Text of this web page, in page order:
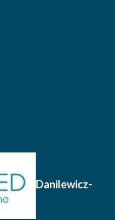
Danilewicz-